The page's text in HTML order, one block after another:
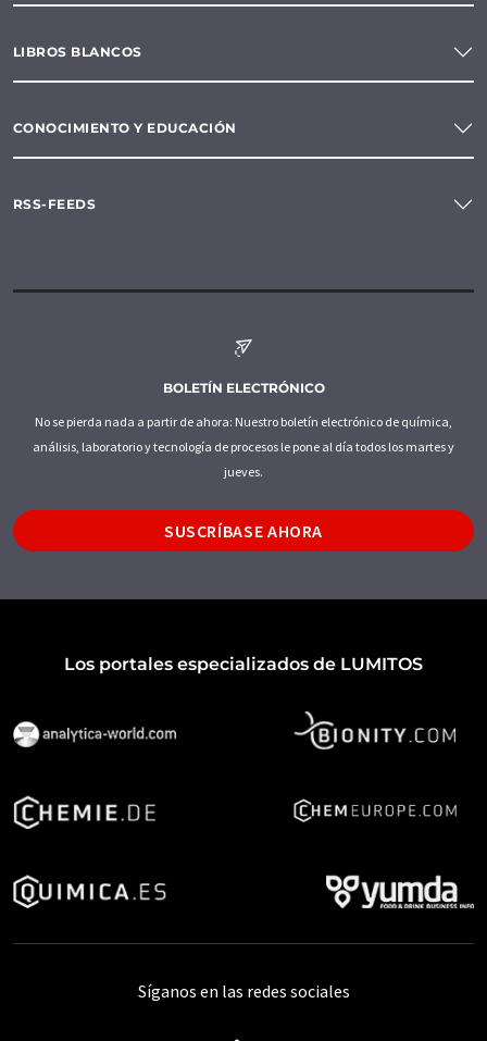
LIBROS BLANCOS
CONOCIMIENTO Y EDUCACIÓN
RSS-FEEDS
BOLETÍN ELECTRÓNICO
No se pierda nada a partir de ahora: Nuestro boletín electrónico de química,
análisis, laboratorio y tecnología de procesos le pone al día todos los martes y
jueves.
SUSCRÍBASE AHORA
Los portales especializados de LUMITOS
Síganos en las redes sociales